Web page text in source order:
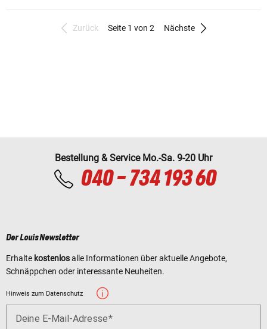
Zurück Seite 1 von 2 Nächste
Bestellung & Service Mo.-Sa. 9-20 Uhr
040 - 734 193 60
Der Louis Newsletter
Erhalte kostenlosalle Informationen über aktuelle Angebote,
Schnäppchen oder interessante Neuheiten.
Hinweis zum Datenschutz
Deine E-Mail-Adresse